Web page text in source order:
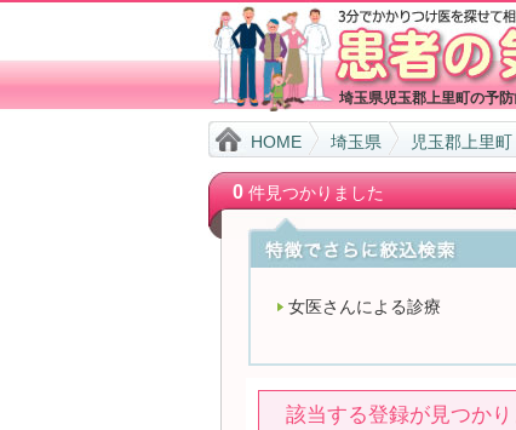
埼玉県児玉郡上里町の予
HOME 埼玉県 児玉郡上里町
0件見つかりました
女医さんによる診療
該当する登録が見つか